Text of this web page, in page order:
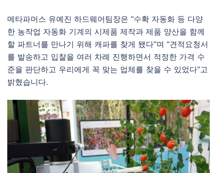
메타파머스 유예진 하드웨어팀장은 “수확 자동화 등 다양
한 농작업 자동화 기계의 시제품 제작과 제품 양산을 함께
할 파트너를 만나기 위해 캐파를 찾게 됐다”며 “견적요청서
를 발송하고 입찰을 여러 차례 진행하면서 적정한 가격 수
준을 판단하고 우리에게 꼭 맞는 업체를 찾을 수 있었다”고
밝혔습니다.